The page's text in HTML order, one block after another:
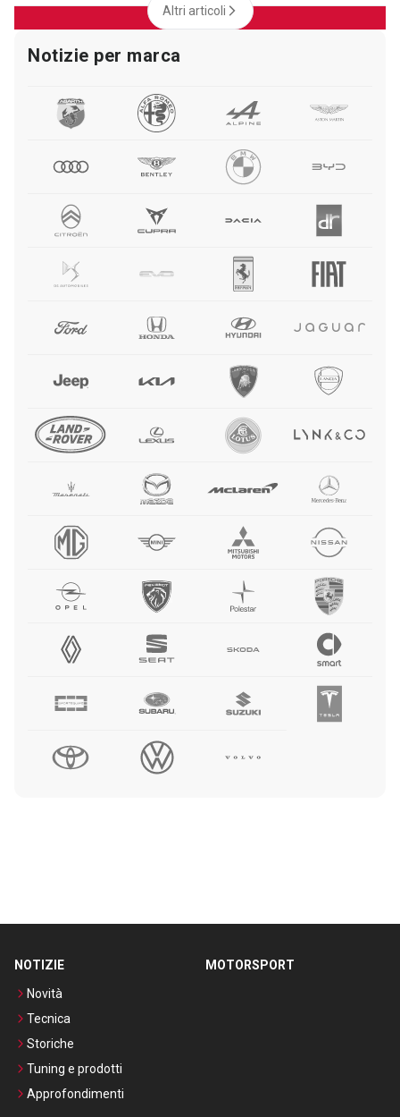
Altri articoli
Notizie per marca
NOTIZIE
Novità
Tecnica
Storiche
Tuning e prodotti
Approfondimenti
MOTORSPORT